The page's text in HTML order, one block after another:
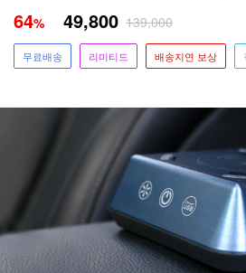
64% 49,800 139,000
무료배송 리미티드 배송지연 보상